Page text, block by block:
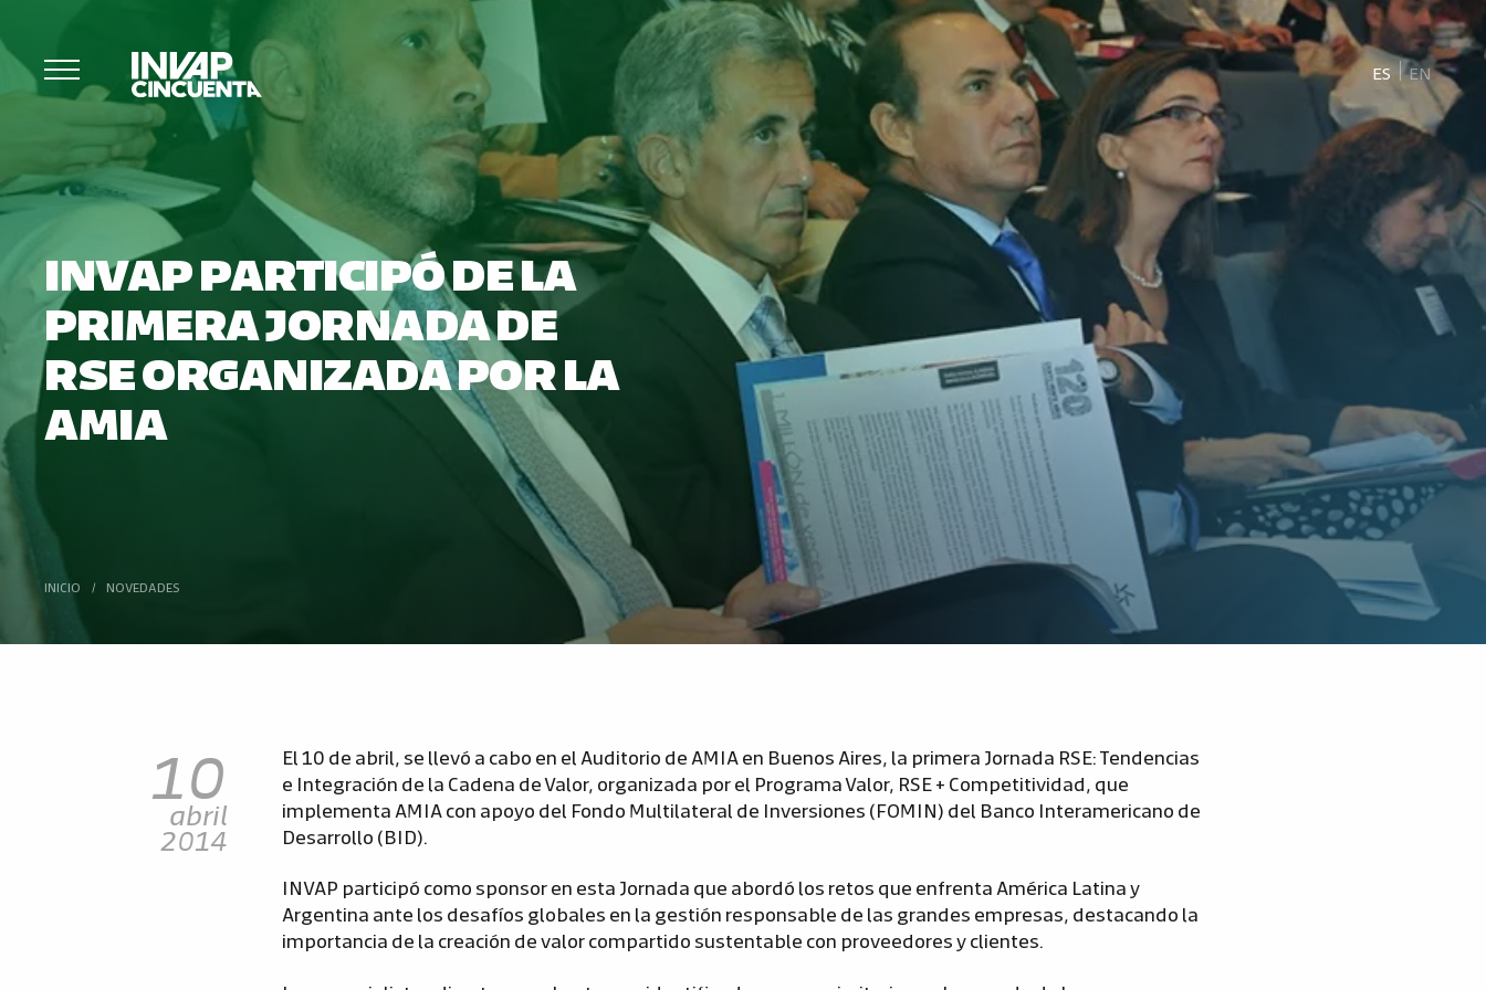
ES EN
INVAP PARTICIPÓ DE LA
PRIMERA JORNADA DE
RSE ORGANIZADA POR LA
AMIA
INICIO / NOVEDADES
10
abril
2014
El 10 de abril, se llevó a cabo en el Auditorio de AMIA en Buenos Aires, la primera Jornada RSE: Tendencias
e Integración de la Cadena de Valor, organizada por el Programa Valor, RSE + Competitividad, que
implementa AMIA con apoyo del Fondo Multilateral de Inversiones (FOMIN) del Banco Interamericano de
Desarrollo (BID).
INVAP participó como sponsor en esta Jornada que abordó los retos que enfrenta América Latina y
Argentina ante los desafíos globales en la gestión responsable de las grandes empresas, destacando la
importancia de la creación de valor compartido sustentable con proveedores y clientes.